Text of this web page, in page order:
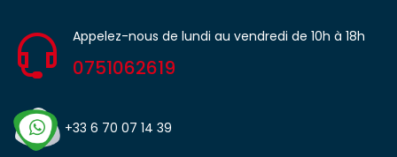
Appelez-nous de lundi au vendredi de 10h à 18h
0751062619
+33 6 70 07 14 39